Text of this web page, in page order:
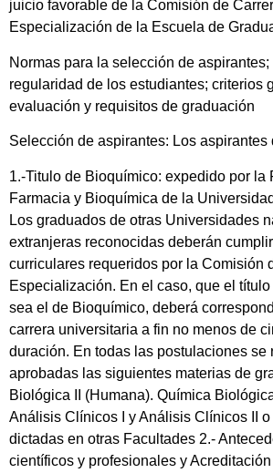
juicio favorable de la Comisión de
Especialización de la Escuela de
Normas para la selección de
regularidad de los estudiantes; criterios
evaluación y requisitos de graduación
Selección de aspirantes: Los aspirantes
1.-Titulo de Bioquímico: expedido por la
Farmacia y Bioquímica de la
Los graduados de otras Universidades
extranjeras reconocidas deberán
curriculares requeridos por la Comisión
Especialización. En el caso, que el
sea el de Bioquímico, deberá
carrera universitaria a fin no menos de
duración. En todas las postulaciones se
aprobadas las siguientes materias de
Biológica II (Humana). Química
Análisis Clínicos I y Análisis Clínicos II
dictadas en otras Facultades 2.-
científicos y profesionales y